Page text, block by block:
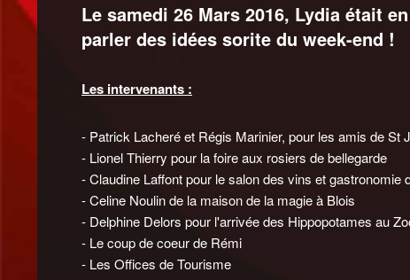
Le samedi 26 Mars 2016, Lydia était
parler des idées sorite du week-end !
Les intervenants :
- Patrick Lacheré et Régis Marinier, pour les amis de St
- Lionel Thierry pour la foire aux rosiers de bellegarde
- Claudine Laffont pour le salon des vins et gastronomie
- Celine Noulin de la maison de la magie à Blois
- Delphine Delors pour l'arrivée des Hippopotames au
- Le coup de coeur de Rémi
- Les Offices de Tourisme